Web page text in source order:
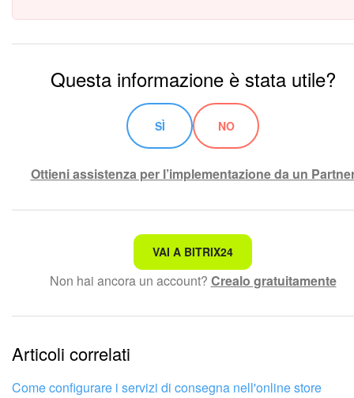
Questa informazione è stata utile?
SÌ NO
Ottieni assistenza per l’implementazione da un
Non è quello che sto cercando.
Testo complesso e incomprensibile
Le informazioni sono obsolete.
Troppo breve, ho bisogno di maggiori informazioni.
Non mi soddisfa come funziona questo strumento
VAI A BITRIX24
Non hai ancora un account? Crealo gratuitamente
Articoli correlati
Come configurare i servizi di consegna nell'online store